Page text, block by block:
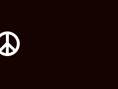
содержимому